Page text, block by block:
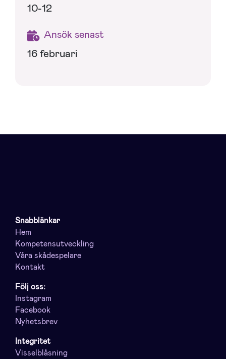
10-12
Ansök senast
16 februari
Snabblänkar
Hem
Kompetensutveckling
Våra skådespelare
Kontakt
Följ oss:
Instagram
Facebook
Nyhetsbrev
Integritet
Visselblåsning